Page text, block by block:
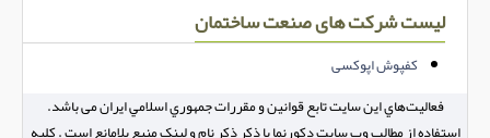
لیست شرکت های صنعت ساختمان
کفپوش اپوکسی
فعاليت‌هاي اين سايت تابع قوانين و مقررات جمهوري اسلامي ايران می باشد.
استفاده از مطالب وب سایت دکورنما با ذکر ذکر نام و لینک منبع بلامانع است . کلیه